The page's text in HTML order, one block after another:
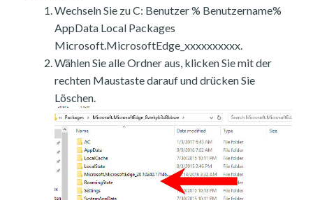
Wechseln Sie zu C: Benutzer % Benutzername%
AppData Local Packages
Microsoft.MicrosoftEdge_xxxxxxxxxx.
Wählen Sie alle Ordner aus, klicken Sie mit der
rechten Maustaste darauf und drücken Sie
Löschen.